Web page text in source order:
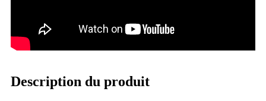
Description du produit